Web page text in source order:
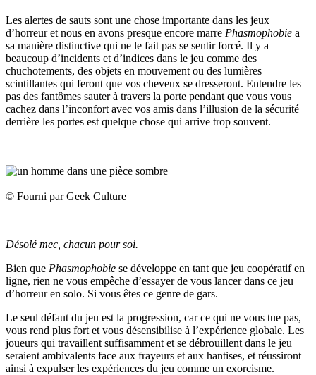
Les alertes de sauts sont une chose importante dans les jeux
d’horreur et nous en avons presque encore marre Phasmophobie a
sa manière distinctive qui ne le fait pas se sentir forcé. Il y a
beaucoup d’incidents et d’indices dans le jeu comme des
chuchotements, des objets en mouvement ou des lumières
scintillantes qui feront que vos cheveux se dresseront. Entendre les
pas des fantômes sauter à travers la porte pendant que vous vous
cachez dans l’inconfort avec vos amis dans l’illusion de la sécurité
derrière les portes est quelque chose qui arrive trop souvent.
© Fourni par Geek Culture
Désolé mec, chacun pour soi.
Bien que Phasmophobie se développe en tant que jeu coopératif en
ligne, rien ne vous empêche d’essayer de vous lancer dans ce jeu
d’horreur en solo. Si vous êtes ce genre de gars.
Le seul défaut du jeu est la progression, car ce qui ne vous tue pas,
vous rend plus fort et vous désensibilise à l’expérience globale. Les
joueurs qui travaillent suffisamment et se débrouillent dans le jeu
seraient ambivalents face aux frayeurs et aux hantises, et réussiront
ainsi à expulser les expériences du jeu comme un exorcisme.